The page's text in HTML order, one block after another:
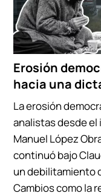
Erosión
hacia una
La erosión
analistas desde
Manuel López
continuó bajo
un debilitamiento
Cambios como la